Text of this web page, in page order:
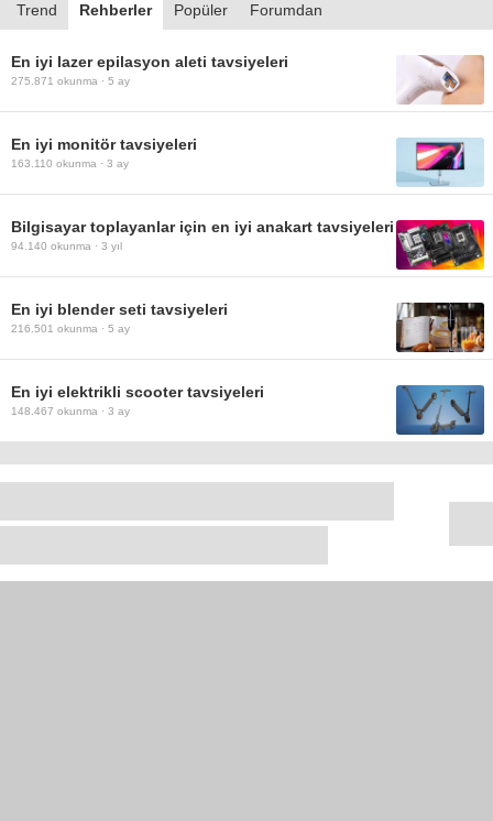
Trend Rehberler Popüler Forumdan
En iyi lazer epilasyon aleti tavsiyeleri
275.871 okunma · 5 ay
En iyi monitör tavsiyeleri
163.110 okunma · 3 ay
Bilgisayar toplayanlar için en iyi anakart tavsiyeleri
94.140 okunma · 3 yıl
En iyi blender seti tavsiyeleri
216.501 okunma · 5 ay
En iyi elektrikli scooter tavsiyeleri
148.467 okunma · 3 ay